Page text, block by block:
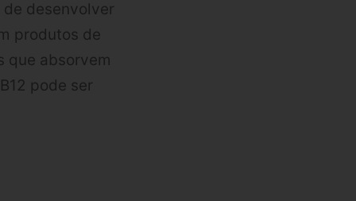
desenvolver
produtos de
que absorvem
pode ser